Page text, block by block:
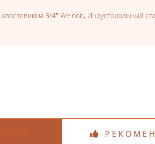
3/4" Weldon, Индустриальный